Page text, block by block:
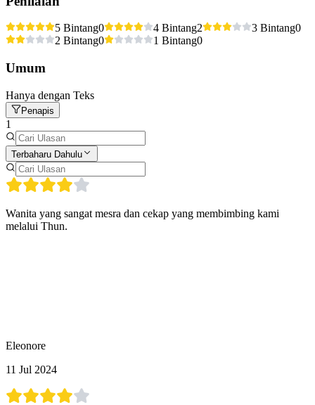
5 Bintang0 4 Bintang2 3 Bintang0
2 Bintang0 1 Bintang0
Umum
Hanya dengan Teks
Penapis
1
Terbaharu Dahulu
Wanita yang sangat mesra dan cekap yang membimbing kami
melalui Thun.
Eleonore
11 Jul 2024